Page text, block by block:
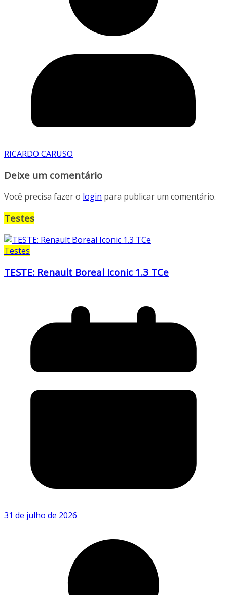
RICARDO CARUSO
Deixe um comentário
Você precisa fazer o login para publicar um comentário.
Testes
Testes
TESTE: Renault Boreal Iconic 1.3 TCe
31 de julho de 2026